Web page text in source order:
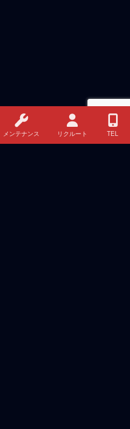
メンテナンス リクルート TEL